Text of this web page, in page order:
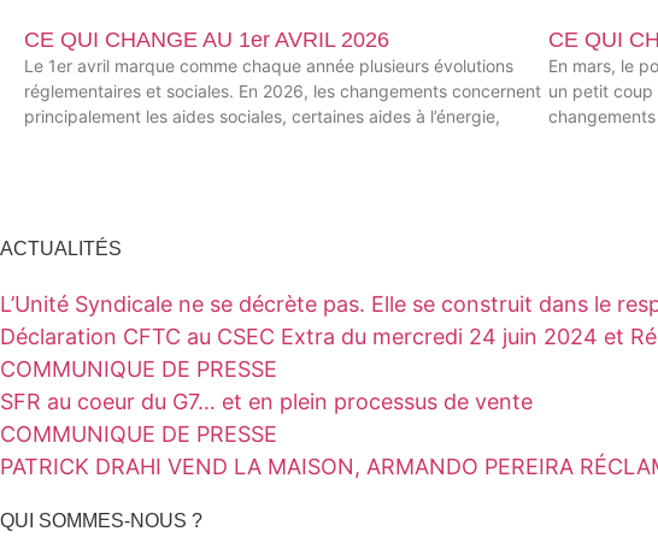
CE QUI CHANGE AU 1er AVRIL 2026
Le 1er avril marque comme chaque année plusieurs évolutions
réglementaires et sociales. En 2026, les changements concernent
principalement les aides sociales, certaines aides à l’énergie,
CE QUI
En mars, le
un petit coup
ACTUALITÉS
L’Unité Syndicale ne se décrète pas. Elle se construit dans le
Déclaration CFTC au CSEC Extra du mercredi 24 juin 2024 et
COMMUNIQUE DE PRESSE
SFR au coeur du G7… et en plein processus de vente
COMMUNIQUE DE PRESSE
PATRICK DRAHI VEND LA MAISON, ARMANDO PEREIRA
QUI SOMMES-NOUS ?